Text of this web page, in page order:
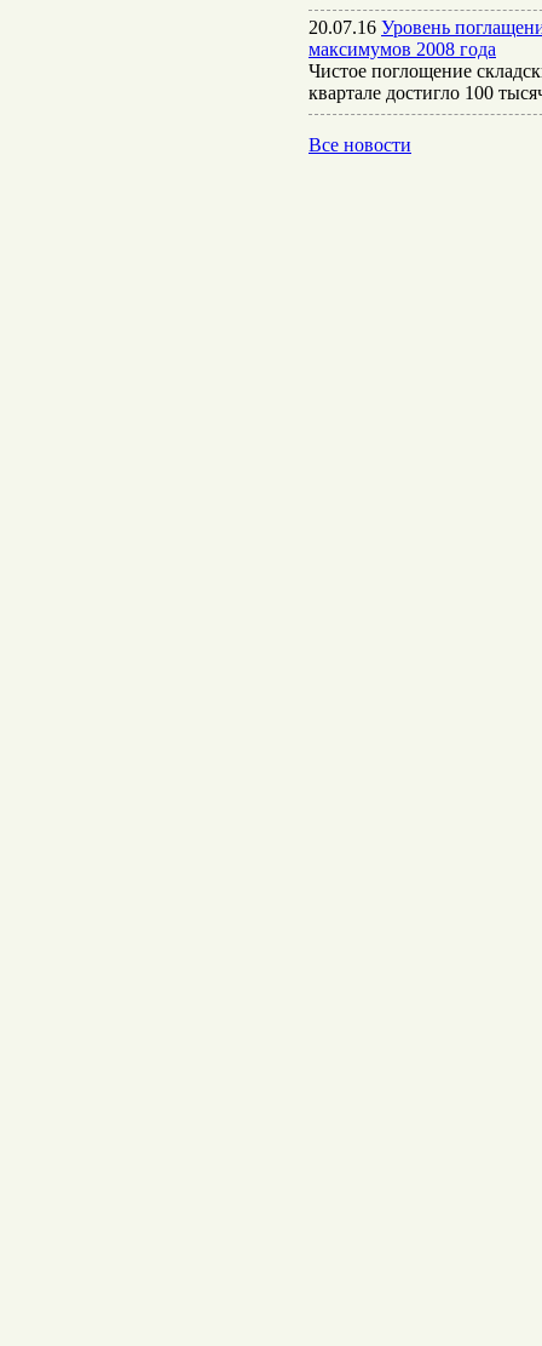
20.07.16 Уровень
максимумов 2008 года
Чистое поглощение
квартале достигло 100
Все новости